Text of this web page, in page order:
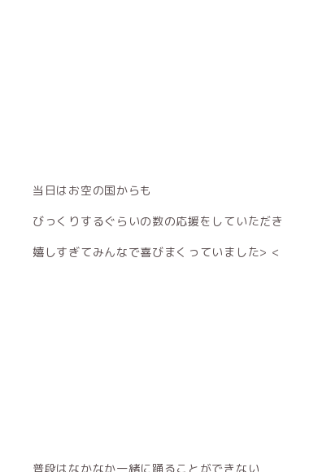
当日はお空の国からも
びっくりするぐらいの数の応援をしていただき
嬉しすぎてみんなで喜びまくっていました> <
普段はなかなか一緒に踊ることができない